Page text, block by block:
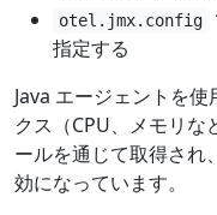
otel.jmx.config
指定する
Java エージェントを
クス（CPU、メモリな
ールを通じて取得され
効になっています。